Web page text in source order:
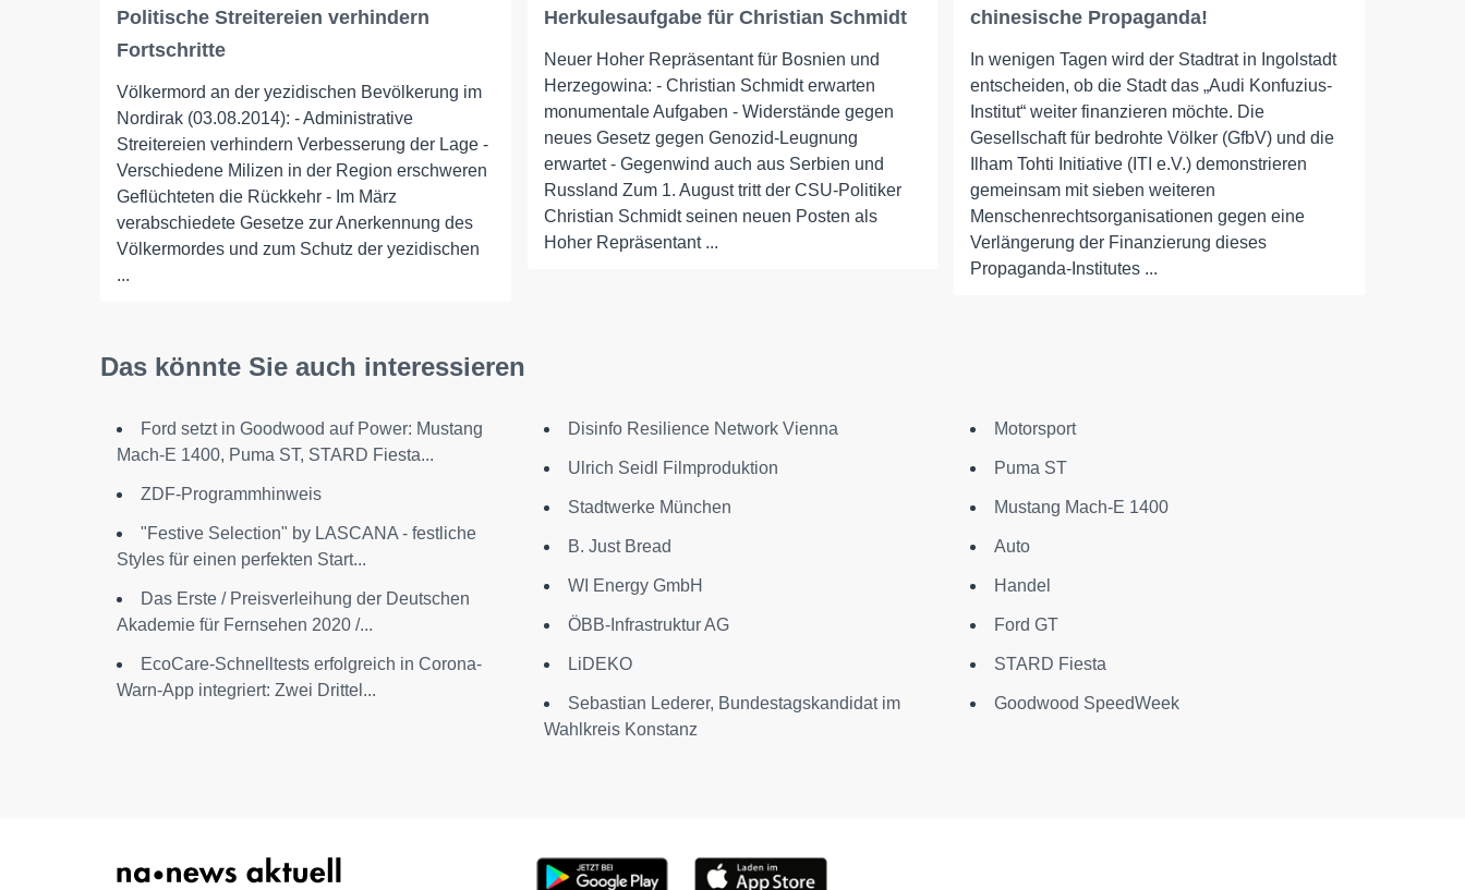
Politische Streitereien verhindern
Fortschritte
Völkermord an der yezidischen Bevölkerung im
Nordirak (03.08.2014): - Administrative
Streitereien verhindern Verbesserung der Lage -
Verschiedene Milizen in der Region erschweren
Geflüchteten die Rückkehr - Im März
verabschiedete Gesetze zur Anerkennung des
Völkermordes und zum Schutz der yezidischen
...
Herkulesaufgabe für Christian Schmidt
Neuer Hoher Repräsentant für Bosnien und
Herzegowina: - Christian Schmidt erwarten
monumentale Aufgaben - Widerstände gegen
neues Gesetz gegen Genozid-Leugnung
erwartet - Gegenwind auch aus Serbien und
Russland Zum 1. August tritt der CSU-Politiker
Christian Schmidt seinen neuen Posten als
Hoher Repräsentant ...
chinesische Propaganda!
In wenigen Tagen wird der Stadtrat in Ingolstadt
entscheiden, ob die Stadt das „Audi Konfuzius-
Institut“ weiter finanzieren möchte. Die
Gesellschaft für bedrohte Völker (GfbV) und die
Ilham Tohti Initiative (ITI e.V.) demonstrieren
gemeinsam mit sieben weiteren
Menschenrechtsorganisationen gegen eine
Verlängerung der Finanzierung dieses
Propaganda-Institutes ...
Das könnte Sie auch interessieren
Ford setzt in Goodwood auf Power: Mustang
Mach-E 1400, Puma ST, STARD Fiesta...
ZDF-Programmhinweis
"Festive Selection" by LASCANA - festliche
Styles für einen perfekten Start...
Das Erste / Preisverleihung der Deutschen
Akademie für Fernsehen 2020 /...
EcoCare-Schnelltests erfolgreich in Corona-
Warn-App integriert: Zwei Drittel...
Disinfo Resilience Network Vienna
Ulrich Seidl Filmproduktion
Stadtwerke München
B. Just Bread
WI Energy GmbH
ÖBB-Infrastruktur AG
LiDEKO
Sebastian Lederer, Bundestagskandidat im
Wahlkreis Konstanz
Motorsport
Puma ST
Mustang Mach-E 1400
Auto
Handel
Ford GT
STARD Fiesta
Goodwood SpeedWeek